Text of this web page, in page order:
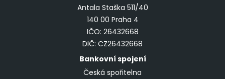
Antala Staška 511/40
140 00 Praha 4
IČO: 26432668
DIČ: CZ26432668
Bankovní spojení
Česká spořitelna